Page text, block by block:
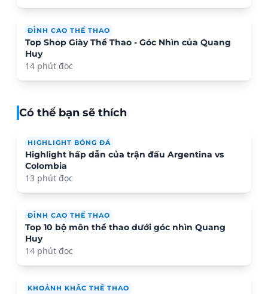
ĐỈNH CAO THỂ THAO
Top Shop Giày Thể Thao - Góc Nhìn của Quang
Huy
14 phút đọc
Có thể bạn sẽ thích
HIGHLIGHT BÓNG ĐÁ
Highlight hấp dẫn của trận đấu Argentina vs
Colombia
13 phút đọc
ĐỈNH CAO THỂ THAO
Top 10 bộ môn thể thao dưới góc nhìn Quang
Huy
14 phút đọc
KHOẢNH KHẮC THỂ THAO